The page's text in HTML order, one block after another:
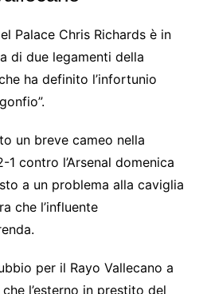
Palace Chris Richards è in
di due legamenti della
ha definito l’infortunio
un breve cameo nella
contro l’Arsenal domenica
a un problema alla caviglia
che l’influente
per il Rayo Vallecano a
l’esterno in prestito del